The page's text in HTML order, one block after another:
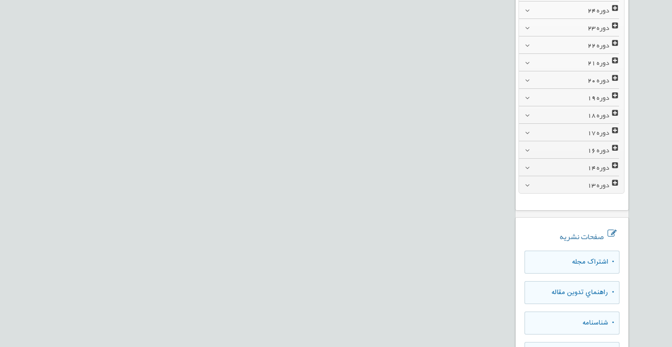
دوره
دوره
دوره
دوره
دوره
دوره
دوره
دوره
دوره
دوره
دوره
صفحات نشریه
• اشتراک مجله
• راهنماي تدوين مقاله
• شناسنامه